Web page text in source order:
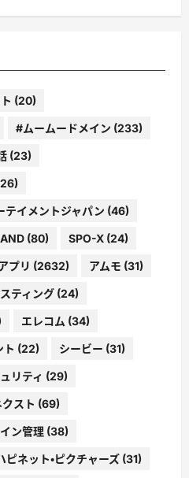
(20)
#ムームードメイン (233)
(23)
テイメントジャパン (46)
(80) SPO-X (24)
プリ (2632) アムモ (31)
ティング (24)
エレコム (34)
ト (22) シービー (31)
リティ (29)
スト (69)
ン管理 (38)
ピネット・ピクチャーズ (31)